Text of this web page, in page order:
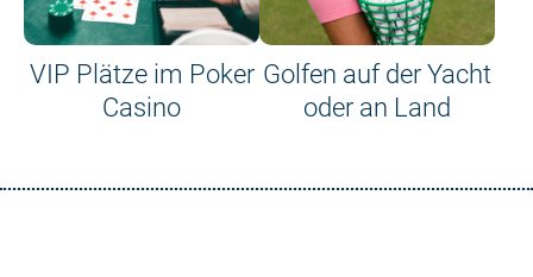
VIP Plätze im Poker
Casino
Golfen auf der Yacht
oder an Land